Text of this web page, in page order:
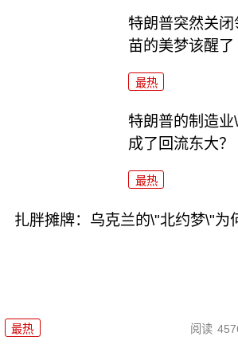
特朗普突然关
苗的美梦该醒了
最热
特朗普的制造
成了回流东大？
最热
扎胖摊牌：乌克兰的\"北约梦\"为
最热 阅读